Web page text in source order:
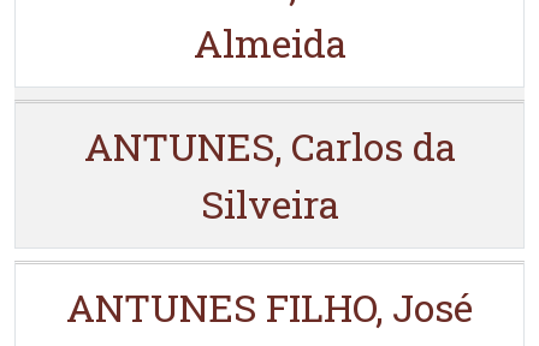
Almeida
ANTUNES, Carlos da
Silveira
ANTUNES FILHO, José